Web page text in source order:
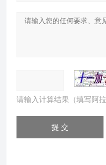
请输入计算结果（填写阿